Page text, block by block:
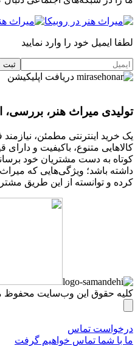
لطفا ایمیل خود را وارد نمایید
دریافت اپلیکیشن
تولیدی میراث هنر، بررسی،
یک خرید اینترنتی مطمئن،
کالاهایی متنوع، باکیفیت و
کوتاه به دست مشتریان خود
داشته باشد؛ ویژگی‌هایی که
کرده و توانسته از این طریق
کلیه حقوق این وب‌سایت محفوظ می‌باشد.
درخواست تماس
ما با شما تماس خواهیم گرفت